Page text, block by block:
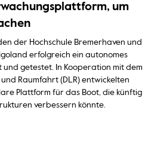
um
der Hochschule Bremerhaven und
erfolgreich ein autonomes
und getestet. In Kooperation mit dem
Raumfahrt (DLR) entwickelten
Plattform für das Boot, die künftig
verbessern könnte.